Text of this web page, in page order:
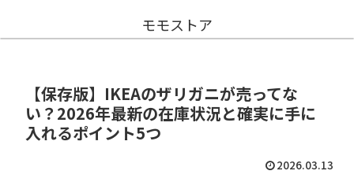
モモストア
【保存版】IKEAのザリガニが売ってな
い？2026年最新の在庫状況と確実に手に
入れるポイント5つ
2026.03.13